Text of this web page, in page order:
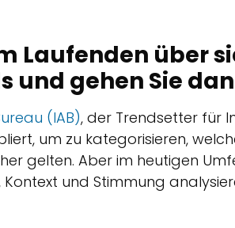
Laufenden über
und gehen Sie
(IAB), der Trendsetter für
um zu kategorisieren,
gelten. Aber im heutigen
Kontext und Stimmung